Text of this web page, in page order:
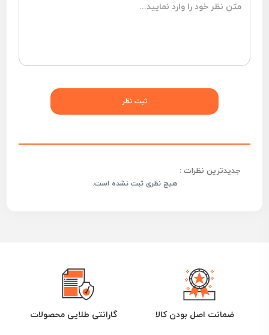
جدیدترین نظرات :
هیچ نظری ثبت نشده است.
ضمانت اصل بودن کالا گارانتی طلایی محصولات